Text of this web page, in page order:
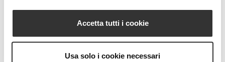
Accetta tutti i cookie
Usa solo i cookie necessari
Strada della Pace, 29, Mezzani